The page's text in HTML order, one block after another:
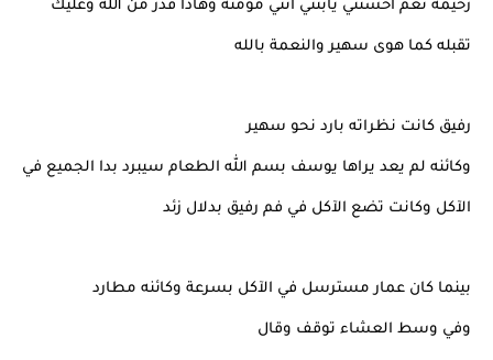
رحيمة نعم آحسنتي يابنتي آنتي مؤمنة وهاذا قدر من الله وعليك
تقبله كما هوى سهير والنعمة بالله
رفيق كانت نظراته بارد نحو سهير
وكائنه لم يعد يراها يوسف بسم الله الطعام سيبرد بدا الجميع في
الآكل وكانت تضع الآكل في فم رفيق بدلال زئد
بينما كان عمار مسترسل في الآكل بسرعة وكائنه مطارد
وفي وسط العشاء توقف وقال